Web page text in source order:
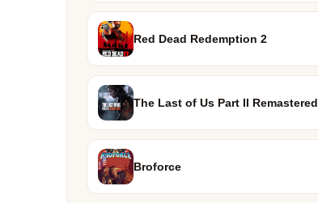
Red Dead Redemption 2
The Last of Us Part II Remastered
Broforce